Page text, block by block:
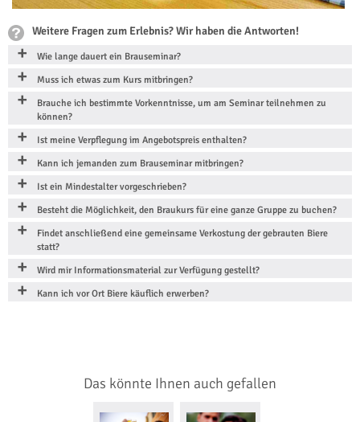
Weitere Fragen zum Erlebnis? Wir haben die Antworten!
Wie lange dauert ein Brauseminar?
Muss ich etwas zum Kurs mitbringen?
Brauche ich bestimmte Vorkenntnisse, um am Seminar teilnehmen zu
können?
Ist meine Verpflegung im Angebotspreis enthalten?
Kann ich jemanden zum Brauseminar mitbringen?
Ist ein Mindestalter vorgeschrieben?
Besteht die Möglichkeit, den Braukurs für eine ganze Gruppe zu buchen?
Findet anschließend eine gemeinsame Verkostung der gebrauten Biere
statt?
Wird mir Informationsmaterial zur Verfügung gestellt?
Kann ich vor Ort Biere käuflich erwerben?
Das könnte Ihnen auch gefallen